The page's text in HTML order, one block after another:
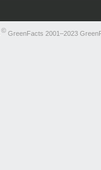
©GreenFacts 2001–2023